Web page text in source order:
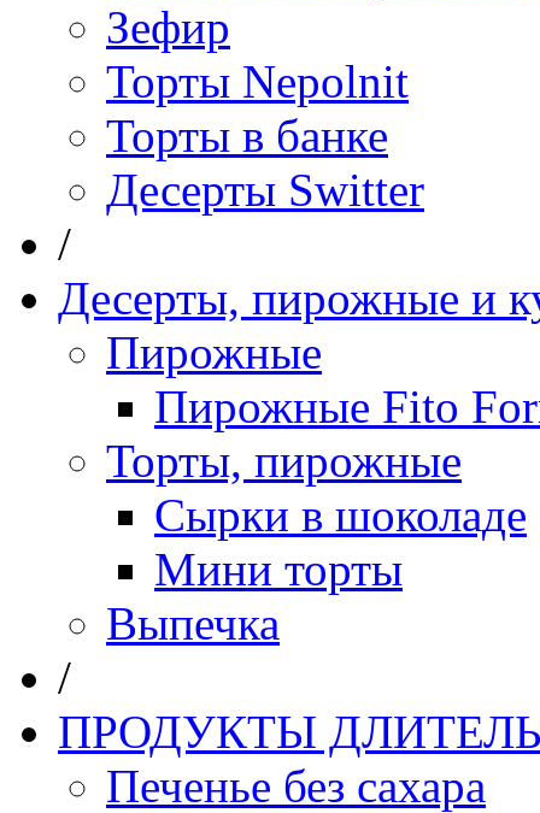
Зефир
Торты Nepolnit
Торты в банке
Десерты Switter
/
Десерты, пирожные и
Пирожные
Пирожные Fito
Торты, пирожные
Сырки в шоколаде
Мини торты
Выпечка
/
ПРОДУКТЫ
Печенье без сахара